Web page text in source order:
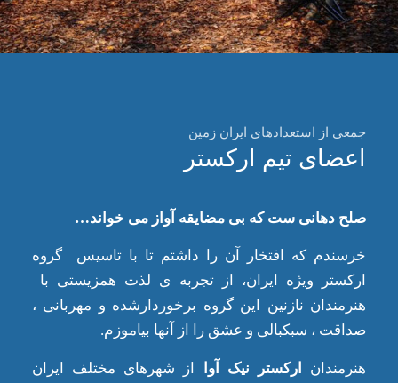
جمعی از استعدادهای ایران زمین
اعضای تیم ارکستر
صلح دهانی ست که بی مضایقه آواز می خواند…
خرسندم که افتخار آن را داشتم تا با تاسیس گروه
ارکستر ویژه ایران، از تجربه ی لذت همزیستی با
هنرمندان نازنین این گروه برخوردارشده و مهربانی ،
صداقت ، سبکبالی و عشق را از آنها بیاموزم.
هنرمندان ارکستر نیک آوا
از شهرهای مختلف ایران